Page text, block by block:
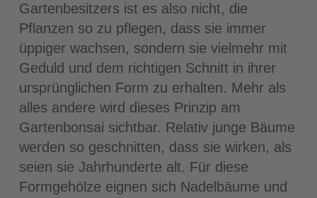
Gartenbesitzers ist es also nicht, die
Pflanzen so zu pflegen, dass sie immer
üppiger wachsen, sondern sie vielmehr mit
Geduld und dem richtigen Schnitt in ihrer
ursprünglichen Form zu erhalten. Mehr als
alles andere wird dieses Prinzip am
Gartenbonsai sichtbar. Relativ junge Bäume
werden so geschnitten, dass sie wirken, als
seien sie Jahrhunderte alt. Für diese
Formgehölze eignen sich Nadelbäume und